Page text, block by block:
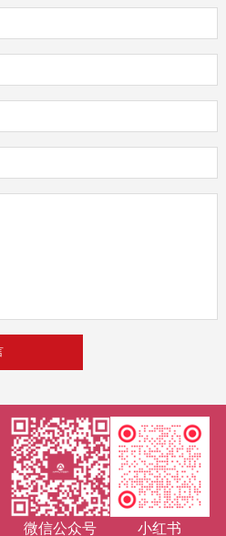
微信公众号 小红书